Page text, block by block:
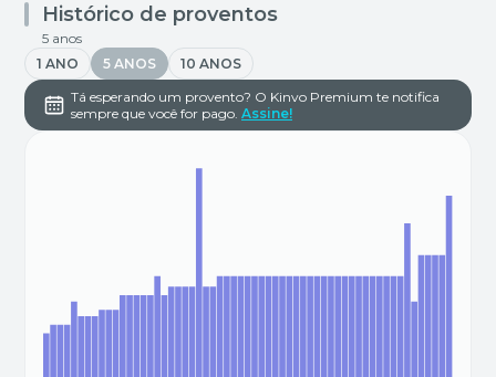
Histórico de proventos
5 anos
1 ANO
5 ANOS
10 ANOS
Tá esperando um provento? O Kinvo Premium te notifica
sempre que você for pago. Assine!